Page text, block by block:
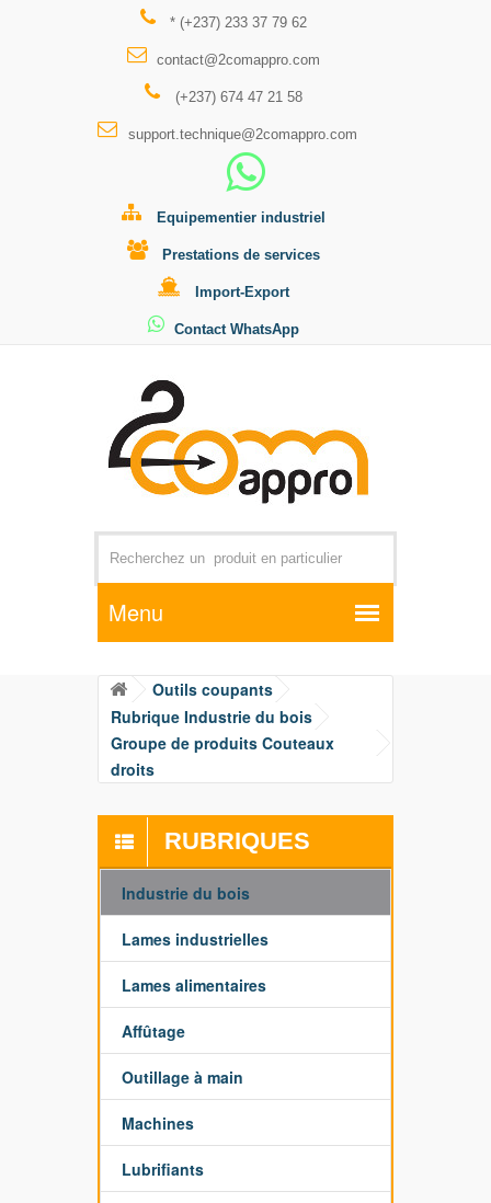
* (+237) 233 37 79 62
contact@2comappro.com
(+237) 674 47 21 58
support.technique@2comappro.com
Equipementier industriel
Prestations de services
Import-Export
Contact WhatsApp
Par exemple +distributeur +CD01
Outils coupants
Rubrique Industrie du bois
Groupe de produits Couteaux
droits
RUBRIQUES
Industrie du bois
Lames industrielles
Lames alimentaires
Affûtage
Outillage à main
Machines
Lubrifiants